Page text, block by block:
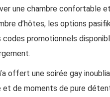
une chambre confortable
d’hôtes, les options
promotionnels
offert une soirée gay
et de moments de pure